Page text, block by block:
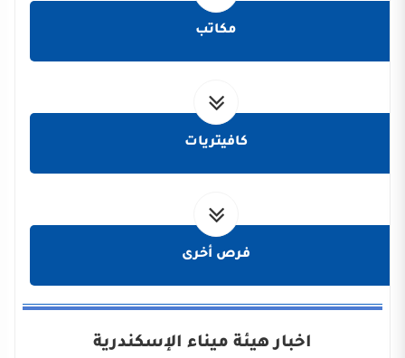
مكاتب
كافيتريات
فرص أخرى
اخبار هيئة ميناء الإسكندرية